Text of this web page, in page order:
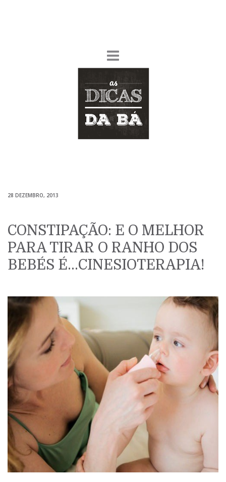
28 DEZEMBRO, 2013
CONSTIPAÇÃO: E O MELHOR
PARA TIRAR O RANHO DOS
BEBÉS É…CINESIOTERAPIA!